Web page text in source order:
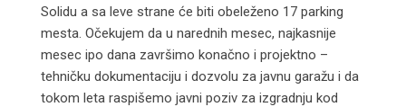
Solidu a sa leve strane će biti obeleženo 17 parking
mesta. Očekujem da u narednih mesec, najkasnije
mesec ipo dana završimo konačno i projektno –
tehničku dokumentaciju i dozvolu za javnu garažu i da
tokom leta raspišemo javni poziv za izgradnju kod